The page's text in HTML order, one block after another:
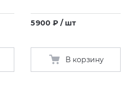
5 900 ₽ / шт
В корзину